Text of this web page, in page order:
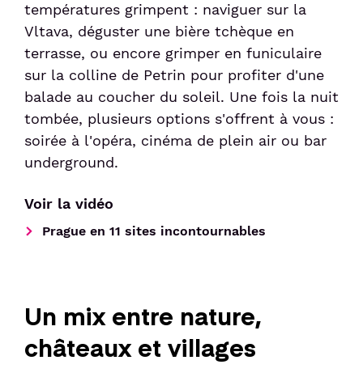
températures grimpent : naviguer sur la
Vltava, déguster une bière tchèque en
terrasse, ou encore grimper en funiculaire
sur la colline de Petrin pour profiter d'une
balade au coucher du soleil. Une fois la nuit
tombée, plusieurs options s'offrent à vous :
soirée à l'opéra, cinéma de plein air ou bar
underground.
Voir la vidéo
Prague en 11 sites incontournables
Un mix entre nature,
châteaux et villages